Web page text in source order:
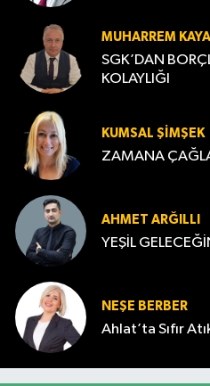
MUHARREM KAYA
SGK’DAN
KOLAYLIĞI
KUMSAL ŞIMŞEK
ZAMANA
AHMET ARĞILLI
YEŞİL
NEŞE BERBER
Ahlat’ta Sıfır